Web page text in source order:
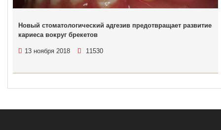
Новый стоматологический адгезив предотвращает развитие
кариеса вокруг брекетов
13 ноября 2018 11530